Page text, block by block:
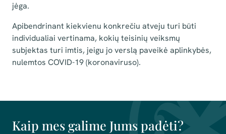
jėga.
Apibendrinant kiekvienu konkrečiu atveju turi būti
individualiai vertinama, kokių teisinių veiksmų
subjektas turi imtis, jeigu jo verslą paveikė aplinkybės,
nulemtos COVID-19 (koronaviruso).
Kaip mes galime Jums padėti?